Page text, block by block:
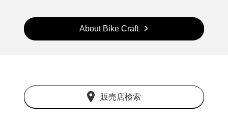
About Bike Craft
販売店検索